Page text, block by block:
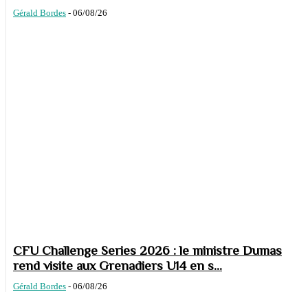
Gérald Bordes - 06/08/26
CFU Challenge Series 2026 : le ministre Dumas
rend visite aux Grenadiers U14 en s...
Gérald Bordes - 06/08/26